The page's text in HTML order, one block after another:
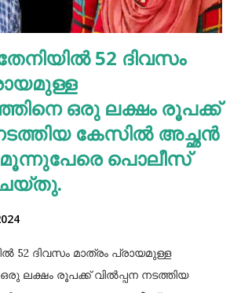
വൃത്തിയാക്കി വയ്‌ക്കേണ്ടതും
ഇത് മുടിവളര്‍ച്ചയെ
ഭക്ഷണം, വെള്ളം കുടിയ്ക്കുക, നല്ല
52 ദിവസം
ഒരു ലക്ഷം രൂപക്ക്
കേസില്‍ അച്ഛൻ
മൂന്നുപേരെ പൊലീസ്
52 ദിവസം മാത്രം പ്രായമുള്ള
രൂപക്ക് വില്‍പ്പന നടത്തിയ